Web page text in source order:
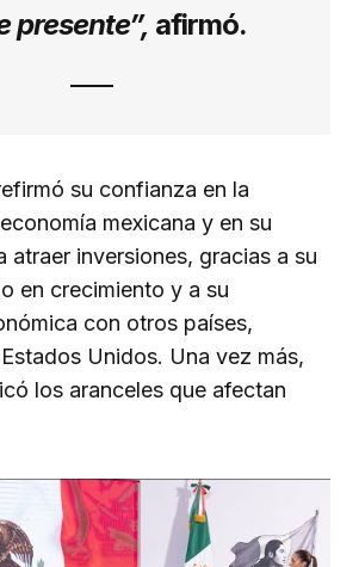
presente”, afirmó.
su confianza en la
mexicana y en su
atraer inversiones, gracias a su
en crecimiento y a su
con otros países,
Unidos. Una vez más,
los aranceles que afectan